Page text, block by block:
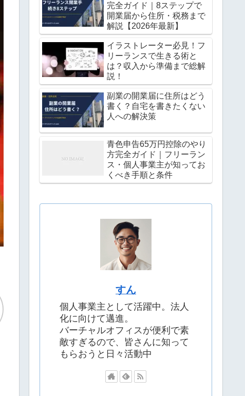
完全ガイド｜8ステップで
開業届から住所・税務まで
解説【2026年最新】
イラストレーター必見！フ
リーランスで生きる術と
は？収入から準備まで総解
説！
副業の開業届に住所はどう
書く？自宅を書きたくない
人への解決策
青色申告65万円控除のやり
方完全ガイド｜フリーラン
ス・個人事業主が知ってお
くべき手順と条件
すん
個人事業主として活躍中。法人
化に向けて邁進。
バーチャルオフィスが便利で素
敵すぎるので、皆さんに知って
もらおうと日々活動中